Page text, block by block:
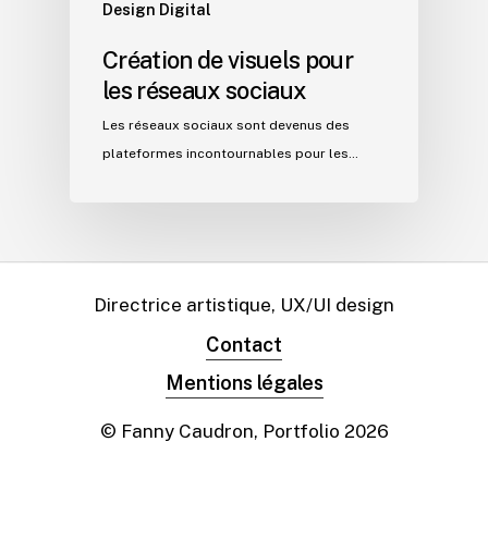
Design Digital
Création de visuels pour
les réseaux sociaux
Les réseaux sociaux sont devenus des
plateformes incontournables pour les…
Directrice artistique, UX/UI design
Contact
Mentions légales
© Fanny Caudron, Portfolio 2026